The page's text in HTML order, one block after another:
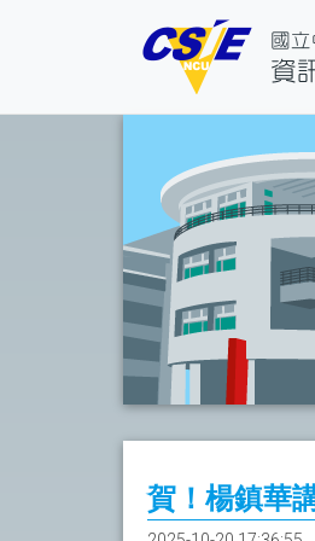
賀！楊鎮華